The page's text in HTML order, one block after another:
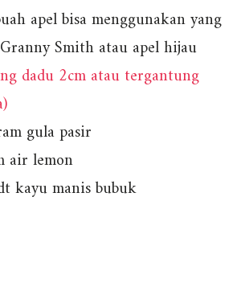
apel bisa menggunakan yang
Smith atau apel hijau
dadu 2cm atau tergantung
gula pasir
air lemon
kayu manis bubuk